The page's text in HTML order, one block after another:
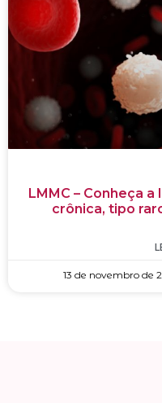
LMMC – Conheça
crônica, tipo
13 de novembro de